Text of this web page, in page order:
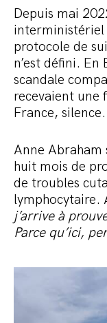
Depuis mai
interministériel
protocole de
n’est défini.
scandale
recevaient une
France, silence.
Anne
huit mois de
de troubles
lymphocytaire.
j’arrive à
Parce qu’ici,